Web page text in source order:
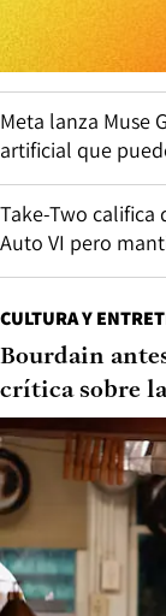
Meta lanza Muse
artificial que
Take-Two califica
Auto VI pero
CULTURA Y
Bourdain
crítica sobre